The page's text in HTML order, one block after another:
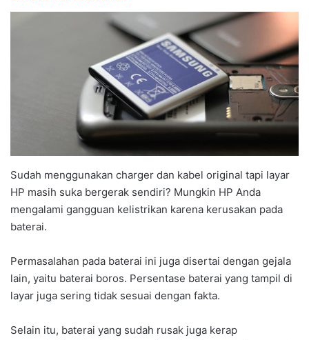
Sudah menggunakan charger dan kabel original tapi layar
HP masih suka bergerak sendiri? Mungkin HP Anda
mengalami gangguan kelistrikan karena kerusakan pada
baterai.
Permasalahan pada baterai ini juga disertai dengan gejala
lain, yaitu baterai boros. Persentase baterai yang tampil di
layar juga sering tidak sesuai dengan fakta.
Selain itu, baterai yang sudah rusak juga kerap